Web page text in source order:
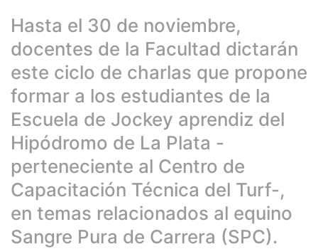
Hasta el 30 de noviembre,
docentes de la Facultad dictarán
este ciclo de charlas que propone
formar a los estudiantes de la
Escuela de Jockey aprendiz del
Hipódromo de La Plata -
perteneciente al Centro de
Capacitación Técnica del Turf-,
en temas relacionados al equino
Sangre Pura de Carrera (SPC).